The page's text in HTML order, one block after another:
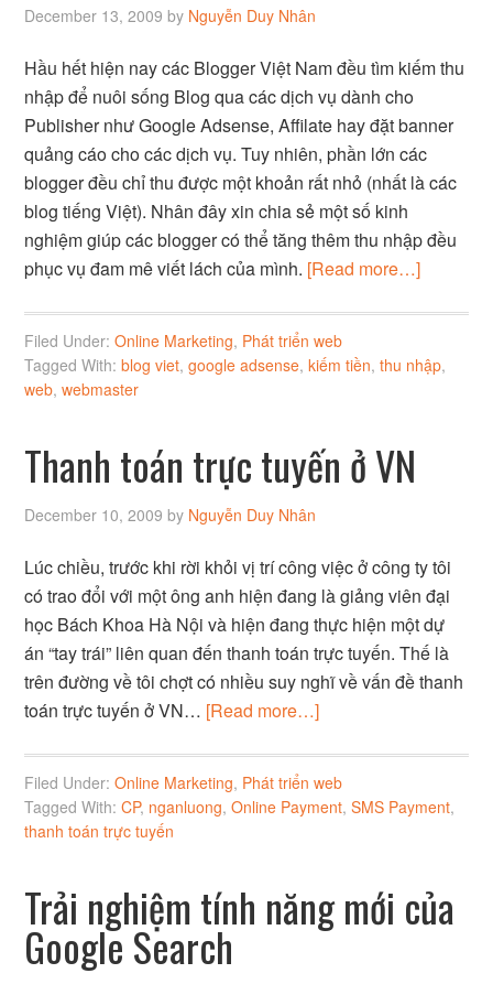
December 13, 2009 by Nguyễn Duy Nhân
Hầu hết hiện nay các Blogger Việt Nam đều tìm kiếm thu
nhập để nuôi sống Blog qua các dịch vụ dành cho
Publisher như Google Adsense, Affilate hay đặt banner
quảng cáo cho các dịch vụ. Tuy nhiên, phần lớn các
blogger đều chỉ thu được một khoản rất nhỏ (nhất là các
blog tiếng Việt). Nhân đây xin chia sẻ một số kinh
nghiệm giúp các blogger có thể tăng thêm thu nhập đều
phục vụ đam mê viết lách của mình. [Read more…]
Filed Under:Online Marketing, Phát triển web
Tagged With:blog viet,google adsense,kiếm tiền,thu nhập,
web,webmaster
Thanh toán trực tuyến ở VN
December 10, 2009 by Nguyễn Duy Nhân
Lúc chiều, trước khi rời khỏi vị trí công việc ở công ty tôi
có trao đổi với một ông anh hiện đang là giảng viên đại
học Bách Khoa Hà Nội và hiện đang thực hiện một dự
án “tay trái” liên quan đến thanh toán trực tuyến. Thế là
trên đường về tôi chợt có nhiều suy nghĩ về vấn đề thanh
toán trực tuyến ở VN… [Read more…]
Filed Under:Online Marketing, Phát triển web
Tagged With:CP, nganluong,Online Payment,SMS Payment,
thanh toán trực tuyến
Trải nghiệm tính năng mới của
Google Search